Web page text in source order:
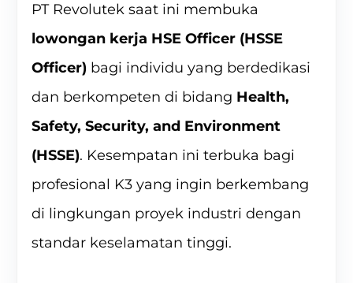
PT Revolutek saat ini membuka
lowongan kerja HSE Officer (HSSE
Officer)bagi individu yang berdedikasi
dan berkompeten di bidang Health,
Safety, Security, and Environment
(HSSE). Kesempatan ini terbuka bagi
profesional K3 yang ingin berkembang
di lingkungan proyek industri dengan
standar keselamatan tinggi.